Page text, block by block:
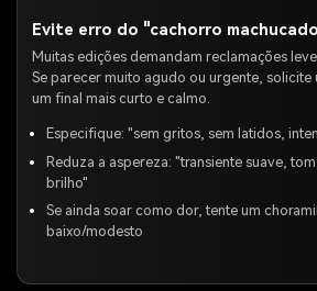
Evite erro do "cachorro
Muitas edições demandam reclamações
Se parecer muito agudo ou urgente, solicite
um final mais curto e calmo.
Especifique: "sem gritos, sem latidos,
Reduza a aspereza: "transiente suave,
brilho"
Se ainda soar como dor, tente um
baixo/modesto